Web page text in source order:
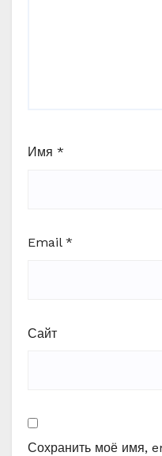
Имя *
Email *
Сайт
Сохранить моё имя,